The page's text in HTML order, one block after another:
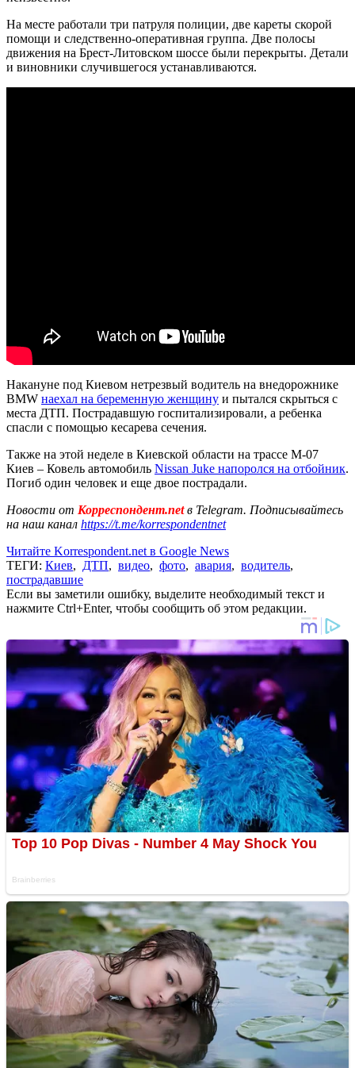
На месте работали три патруля полиции, две кареты скорой
помощи и следственно-оперативная группа. Две полосы
движения на Брест-Литовском шоссе были перекрыты. Детали
и виновники случившегося устанавливаются.
Накануне под Киевом нетрезвый водитель на внедорожнике
BMW наехал на беременную женщину и пытался скрыться с
места ДТП. Пострадавшую госпитализировали, а ребенка
спасли с помощью кесарева сечения.
Также на этой неделе в Киевской области на трассе M-07
Киев – Ковель автомобиль Nissan Juke напоролся на отбойник.
Погиб один человек и еще двое пострадали.
Новости от Корреспондент.netв Telegram. Подписывайтесь
на наш канал https://t.me/korrespondentnet
Читайте Korrespondent.net в Google News
ТЕГИ: Киев, ДТП, видео, фото, авария, водитель,
пострадавшие
Если вы заметили ошибку, выделите необходимый текст и
нажмите Ctrl+Enter, чтобы сообщить об этом редакции.